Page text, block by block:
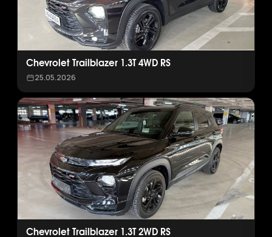
Chevrolet Trailblazer 1.3T 4WD RS
25.05.2026
Chevrolet Trailblazer 1.3T 2WD RS